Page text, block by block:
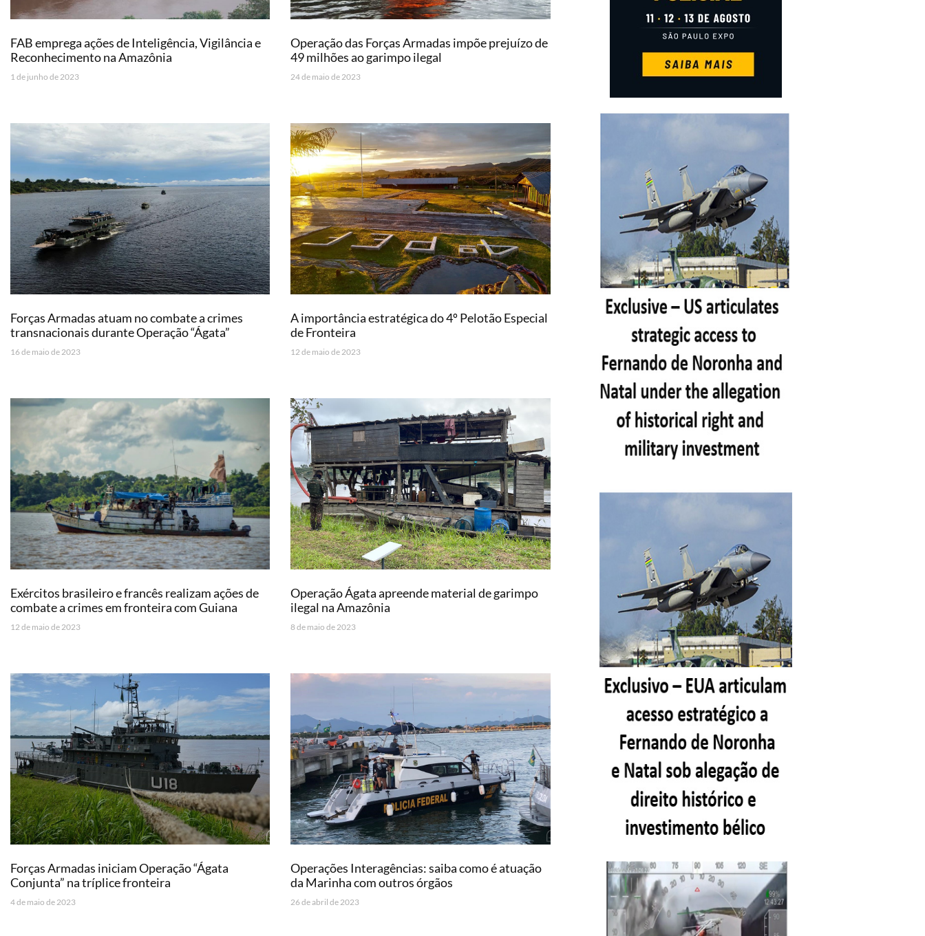
FAB emprega ações de Inteligência, Vigilância e
Reconhecimento na Amazônia
1 de junho de 2023
Operação das Forças Armadas impõe prejuízo de
49 milhões ao garimpo ilegal
24 de maio de 2023
Forças Armadas atuam no combate a crimes
transnacionais durante Operação “Ágata”
16 de maio de 2023
A importância estratégica do 4º Pelotão Especial
de Fronteira
12 de maio de 2023
Exércitos brasileiro e francês realizam ações de
combate a crimes em fronteira com Guiana
12 de maio de 2023
Operação Ágata apreende material de garimpo
ilegal na Amazônia
8 de maio de 2023
Forças Armadas iniciam Operação “Ágata
Conjunta” na tríplice fronteira
4 de maio de 2023
Operações Interagências: saiba como é atuação
da Marinha com outros órgãos
26 de abril de 2023